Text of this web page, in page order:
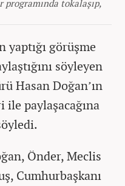
tokalaşıp,
yaptığı görüşme
söyleyen
Hasan Doğan’ın
paylaşacağına
Önder, Meclis
Cumhurbaşkanı